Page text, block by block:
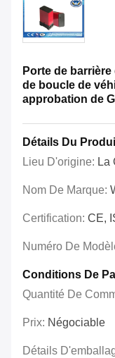
Porte de
de boucle de
approbation de
Détails Du
Lieu D'origine: La
Nom De Marque:
Certification: CE,
Numéro De
Conditions De
Quantité De
Prix: Négociable
Détails